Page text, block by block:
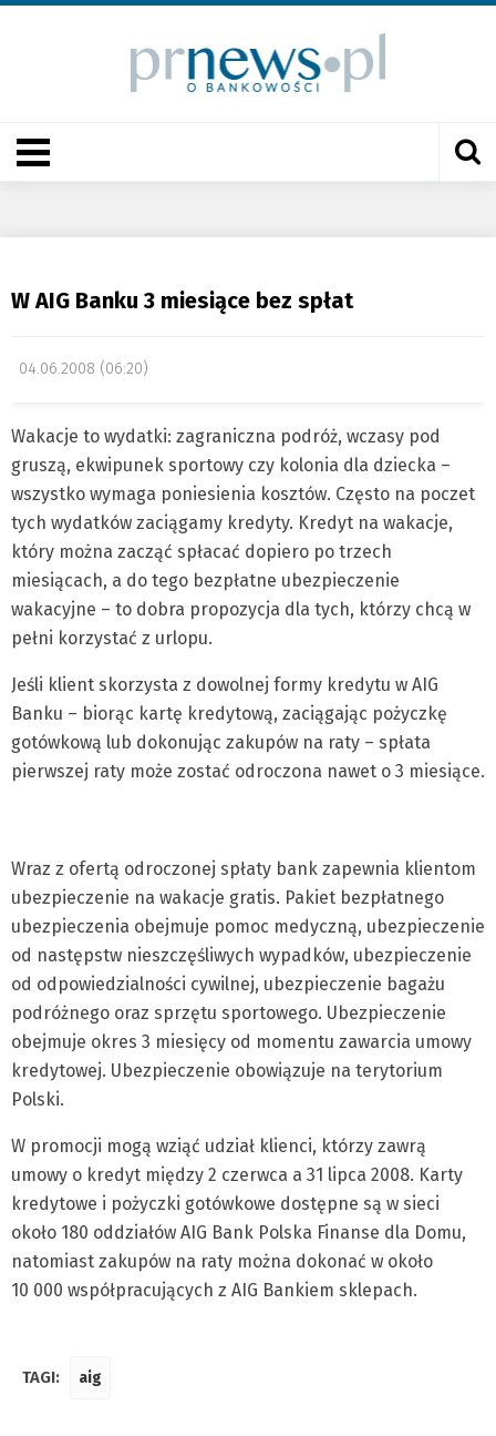
W AIG Banku 3 miesiące bez spłat
04.06.2008 (06:20)
Wakacje to wydatki: zagraniczna podróż, wczasy pod
gruszą, ekwipunek sportowy czy kolonia dla dziecka –
wszystko wymaga poniesienia kosztów. Często na poczet
tych wydatków zaciągamy kredyty. Kredyt na wakacje,
który można zacząć spłacać dopiero po trzech
miesiącach, a do tego bezpłatne ubezpieczenie
wakacyjne – to dobra propozycja dla tych, którzy chcą w
pełni korzystać z urlopu.
Jeśli klient skorzysta z dowolnej formy kredytu w AIG
Banku – biorąc kartę kredytową, zaciągając pożyczkę
gotówkową lub dokonując zakupów na raty – spłata
pierwszej raty może zostać odroczona nawet o 3 miesiące.
Wraz z ofertą odroczonej spłaty bank zapewnia klientom
ubezpieczenie na wakacje gratis. Pakiet bezpłatnego
ubezpieczenia obejmuje pomoc medyczną, ubezpieczenie
od następstw nieszczęśliwych wypadków, ubezpieczenie
od odpowiedzialności cywilnej, ubezpieczenie bagażu
podróżnego oraz sprzętu sportowego. Ubezpieczenie
obejmuje okres 3 miesięcy od momentu zawarcia umowy
kredytowej. Ubezpieczenie obowiązuje na terytorium
Polski.
W promocji mogą wziąć udział klienci, którzy zawrą
umowy o kredyt między 2 czerwca a 31 lipca 2008. Karty
kredytowe i pożyczki gotówkowe dostępne są w sieci
około 180 oddziałów AIG Bank Polska Finanse dla Domu,
natomiast zakupów na raty można dokonać w około
10 000 współpracujących z AIG Bankiem sklepach.
TAGI: aig